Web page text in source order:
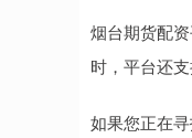
烟台期货配
时，平台还
如果您正在